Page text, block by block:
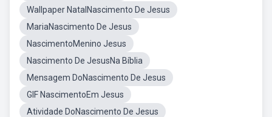
Wallpaper NatalNascimento De Jesus
MariaNascimento De Jesus
NascimentoMenino Jesus
Nascimento De JesusNa Bíblia
Mensagem DoNascimento De Jesus
GIF NascimentoEm Jesus
Atividade DoNascimento De Jesus